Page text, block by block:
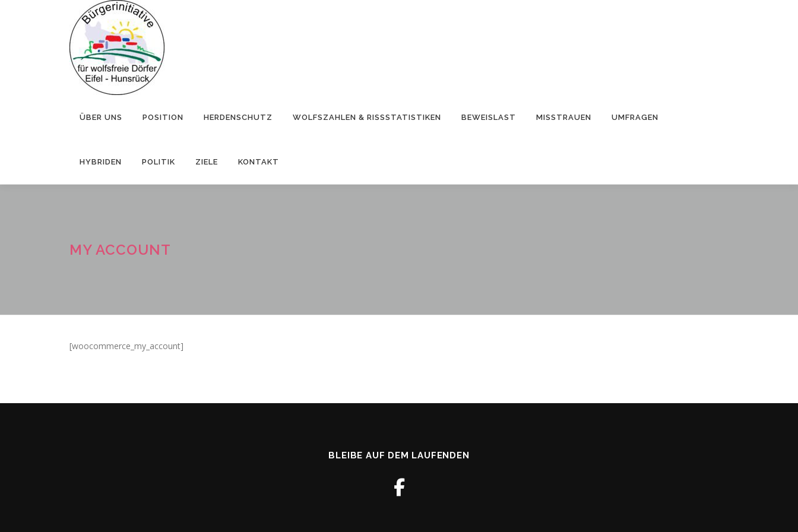
ÜBER UNS POSITION HERDENSCHUTZ WOLFSZAHLEN & RISSSTATISTIKEN BEWEISLAST MISSTRAUEN UMFRAGEN
HYBRIDEN POLITIK ZIELE KONTAKT
MY ACCOUNT
[woocommerce_my_account]
BLEIBE AUF DEM LAUFENDEN